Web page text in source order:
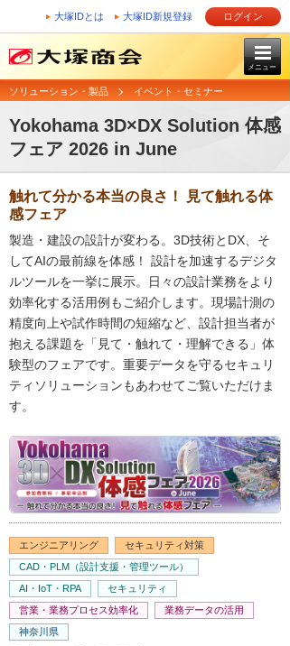
大塚IDとは 大塚ID新規登録 ログイン
メニュー
ソリューション・製品 イベント・セミナー
Yokohama 3D×DX Solution 体感
フェア 2026 in June
触れて分かる本当の良さ！ 見て触れる体
感フェア
製造・建設の設計が変わる。3D技術とDX、そ
してAIの最前線を体感！ 設計を加速するデジタ
ルツールを一挙に展示。日々の設計業務をより
効率化する活用例もご紹介します。現場計測の
精度向上や試作時間の短縮など、設計担当者が
抱える課題を「見て・触れて・理解できる」体
験型のフェアです。重要データを守るセキュリ
ティソリューションもあわせてご覧いただけま
す。
エンジニアリング
セキュリティ対策
CAD・PLM（設計支援・管理ツール）
AI・IoT・RPA
セキュリティ
営業・業務プロセス効率化
業務データの活用
神奈川県